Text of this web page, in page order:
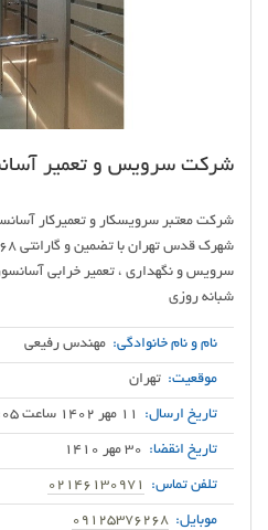
شرکت سرویس و تعمیر
شرکت معتبر سرویسکار و تعمیرکار
سرویس و نگهداری ، تعمیر خرابی
شبانه روزی
نام و نام خانوادگی: مهندس رفیعی
موقعیت: تهران
تاریخ ارسال: 11 مهر 1402 ساعت 06:05
تاریخ انقضا: 30 مهر 1410
تلفن تماس: 02146130971
موبایل: 09125376268